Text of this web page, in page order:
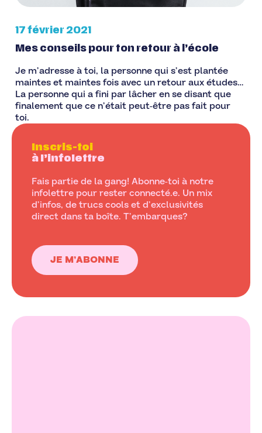
17 février 2021
Mes conseils pour ton retour à l’école
Je m’adresse à toi, la personne qui s’est plantée
maintes et maintes fois avec un retour aux études…
La personne qui a fini par lâcher en se disant que
finalement que ce n’était peut-être pas fait pour
toi.
Inscris-toi
à l’infolettre
Fais partie de la gang! Abonne-toi à notre
infolettre pour rester connecté.e. Un mix
d’infos, de trucs cools et d’exclusivités
direct dans ta boîte. T’embarques?
JE M’ABONNE